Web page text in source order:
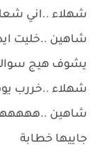
شهلاء ..اني
شاهين ..خليت
يشوف هيج
شهلاء ..خررب
شاهين
جاييها خطابة